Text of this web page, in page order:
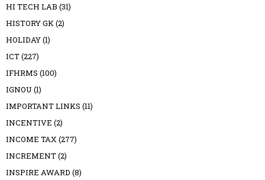
HI TECH LAB (31)
HISTORY GK(2)
HOLIDAY(1)
ICT(227)
IFHRMS (100)
IGNOU (1)
IMPORTANT LINKS (11)
INCENTIVE (2)
INCOME TAX(277)
INCREMENT(2)
INSPIRE AWARD (8)